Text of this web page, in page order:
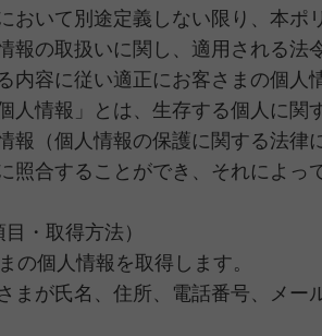
おいて別途定義しない限り、本ポ
報の取扱いに関し、適用される
内容に従い適正にお客さまの個人
人情報」とは、生存する個人に
報（個人情報の保護に関する法
照合することができ、それによっ
・取得方法）
の個人情報を取得します。
まが氏名、住所、電話番号、メ